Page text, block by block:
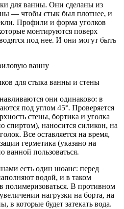
для ванны. Они сделаны из
— чтобы стык был плотнее, и
Профили и форма уголков
монтируются поверх
под нее. И они могут быть
для стыка ванны и стены
они одинаково: в
под углом 45°. Проверяется
стены, бортика и уголка
спиртом), наносится силикон, на
Все оставляется на время,
герметика (указано на
ванной пользоваться.
есть один нюанс: перед
водой, и в таком
полимеризоваться. В противном
нагрузки на борта, на
в которые будет затекать вода.